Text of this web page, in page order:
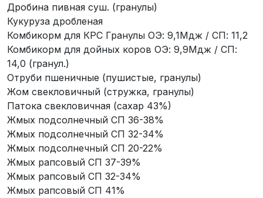
Дробина пивная суш. (гранулы)
Кукуруза дробленая
Комбикорм для КРС Гранулы ОЭ: 9,1Мдж / СП: 11,2
Комбикорм для дойных коров ОЭ: 9,9Мдж / СП:
14,0 (гранул.)
Отруби пшеничные (пушистые, гранулы)
Жом свекловичный (стружка, гранулы)
Патока свекловичная (сахар 43%)
Жмых подсолнечный СП 36-38%
Жмых подсолнечный СП 32-34%
Жмых подсолнечный СП 20-22%
Жмых рапсовый СП 37-39%
Жмых рапсовый СП 32-34%
Жмых рапсовый СП 41%